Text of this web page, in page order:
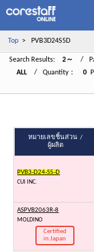
Top> PVB3D24S5D
Search Results: 2～ /
ALL
/ Quantity： 0
หมายเลขชิ้นส่วน /
ผู้ผลิต
PVB3-D24-S5-D
CUI INC.
ASPVB2063R-8
MOLDINO
Certified
in Japan